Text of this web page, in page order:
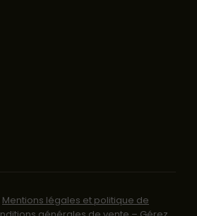
Mentions légales et politique de